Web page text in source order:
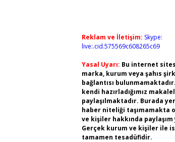
Reklam ve İletişim: Skype:
live:.cid.575569c608265c69
Yasal Uyarı: Bu internet
marka, kurum veya şahıs
bağlantısı
kendi hazırladığımız
paylaşılmaktadır. Burada
haber niteliği taşımamakta
ve kişiler hakkında
Gerçek kurum ve kişiler ile
tamamen tesadüfidir.